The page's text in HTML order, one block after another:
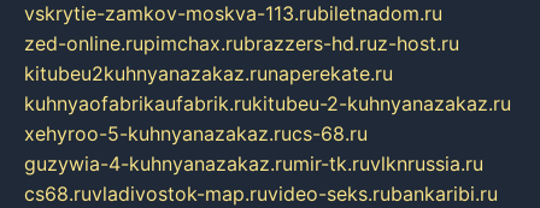
vskrytie-zamkov-moskva-113.rubiletnadom.ru
zed-online.rupimchax.rubrazzers-hd.ruz-host.ru
kitubeu2kuhnyanazakaz.runaperekate.ru
kuhnyaofabrikaufabrik.rukitubeu-2-kuhnyanazakaz.ru
xehyroo-5-kuhnyanazakaz.rucs-68.ru
guzywia-4-kuhnyanazakaz.rumir-tk.ruvlknrussia.ru
cs68.ruvladivostok-map.ruvideo-seks.rubankaribi.ru